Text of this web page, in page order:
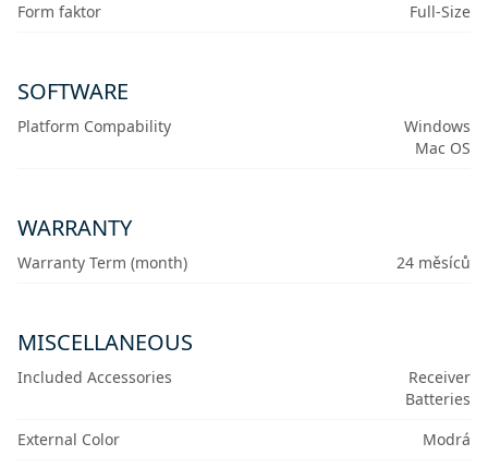
Form faktor
Full-Size
SOFTWARE
Platform Compability
Windows
Mac OS
WARRANTY
Warranty Term (month) 24 měsíců
MISCELLANEOUS
Included Accessories
Receiver
Batteries
External Color
Modrá